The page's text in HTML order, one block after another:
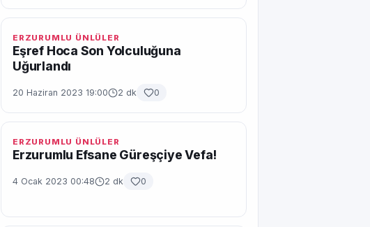
ERZURUMLU ÜNLÜLER
Eşref Hoca Son Yolculuğuna
Uğurlandı
20 Haziran 2023 19:00 2 dk 0
ERZURUMLU ÜNLÜLER
Erzurumlu Efsane Güreşçiye Vefa!
4 Ocak 2023 00:48 2 dk 0